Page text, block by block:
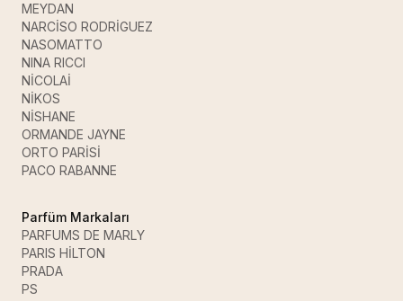
MEYDAN
NARCİSO RODRİGUEZ
NASOMATTO
NINA RICCI
NİCOLAİ
NİKOS
NİSHANE
ORMANDE JAYNE
ORTO PARİSİ
PACO RABANNE
Parfüm Markaları
PARFUMS DE MARLY
PARIS HİLTON
PRADA
PS